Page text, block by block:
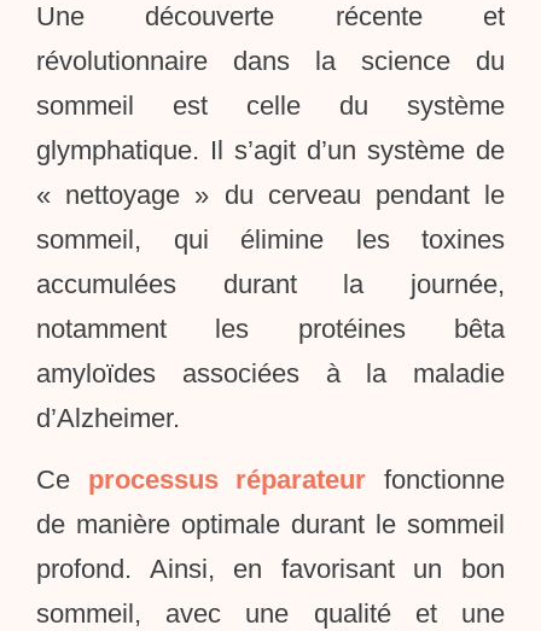
Une découverte récente et
révolutionnaire dans la science du
sommeil est celle du système
glymphatique. Il s’agit d’un système de
« nettoyage » du cerveau pendant le
sommeil, qui élimine les toxines
accumulées durant la journée,
notamment les protéines bêta
amyloïdes associées à la maladie
d’Alzheimer.
Ce processus réparateur fonctionne
de manière optimale durant le sommeil
profond. Ainsi, en favorisant un bon
sommeil, avec une qualité et une